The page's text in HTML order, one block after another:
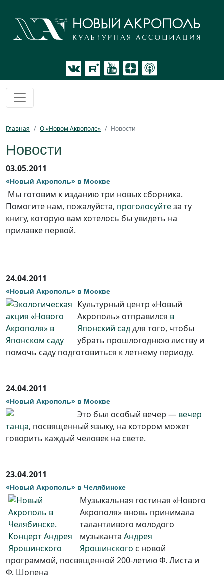
Главная О «Новом Акрополе» Новости
Новости
03.05.2011
«Новый Акрополь» в Москве
Мы готовим к изданию три новых сборника.
Помогите нам, пожалуйста, проголосуйтеза ту
книгу, которую вам хотелось бы увидеть на
прилавке первой.
24.04.2011
«Новый Акрополь» в Москве
Культурный центр «Новый
Акрополь» отправился в
Японский саддля того, чтобы
убрать прошлогоднюю листву и
помочь саду подготовиться к летнему периоду.
24.04.2011
«Новый Акрополь» в Москве
Это был особый вечер — вечер
танца, посвященный языку, на котором может
говорить каждый человек на свете.
23.04.2011
«Новый Акрополь» в Челябинске
Музыкальная гостиная «Нового
Акрополя» вновь принимала
талантливого молодого
музыканта Андрея
Ярошинского с новой
программой, посвященной 200-летию Ф. Листа и
Ф. Шопена